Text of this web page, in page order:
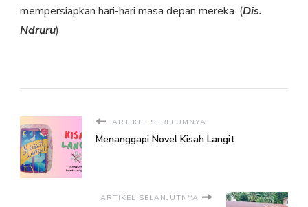
mempersiapkan hari-hari masa depan mereka. (Dis.
Ndruru)
ARTIKEL SEBELUMNYA
Menanggapi Novel Kisah Langit
ARTIKEL SELANJUTNYA